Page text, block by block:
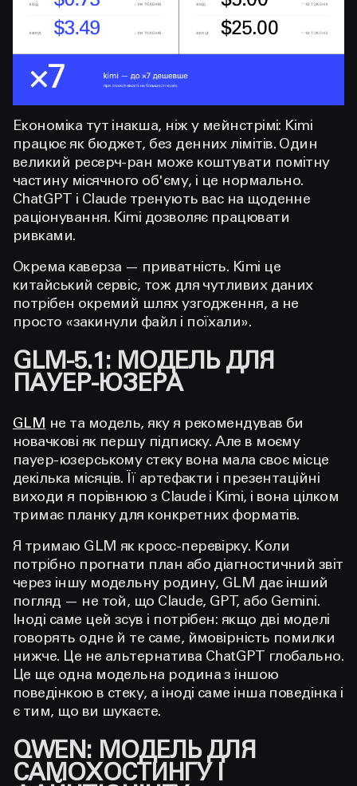
Економіка тут інакша, ніж у мейнстрімі: Kimi
працює як бюджет, без денних лімітів. Один
великий ресерч-ран може коштувати помітну
частину місячного об'єму, і це нормально.
ChatGPT і Claude тренують вас на щоденне
раціонування. Kimi дозволяє працювати
ривками.
Окрема каверза — приватність. Kimi це
китайський сервіс, тож для чутливих даних
потрібен окремий шлях узгодження, а не
просто «закинули файл і поїхали».
GLM-5.1: МОДЕЛЬ ДЛЯ
ПАУЕР-ЮЗЕРА
GLM не та модель, яку я рекомендував би
новачкові як першу підписку. Але в моєму
пауер-юзерському стеку вона мала своє місце
декілька місяців. Її артефакти і презентаційні
виходи я порівнюю з Claude і Kimi, і вона цілком
тримає планку для конкретних форматів.
Я тримаю GLM як кросс-перевірку. Коли
потрібно прогнати план або діагностичний звіт
через іншу модельну родину, GLM дає інший
погляд — не той, що Claude, GPT, або Gemini.
Іноді саме цей зсув і потрібен: якщо дві моделі
говорять одне й те саме, ймовірність помилки
нижче. Це не альтернатива ChatGPT глобально.
Це ще одна модельна родина з іншою
поведінкою в стеку, а іноді саме інша поведінка і
є тим, що ви шукаєте.
QWEN: МОДЕЛЬ ДЛЯ
САМОХОСТИНГУ І